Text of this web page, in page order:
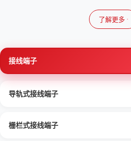
了解更多
接线端子
导轨式接线端子
栅栏式接线端子